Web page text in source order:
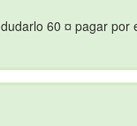
60 ¤ pagar por